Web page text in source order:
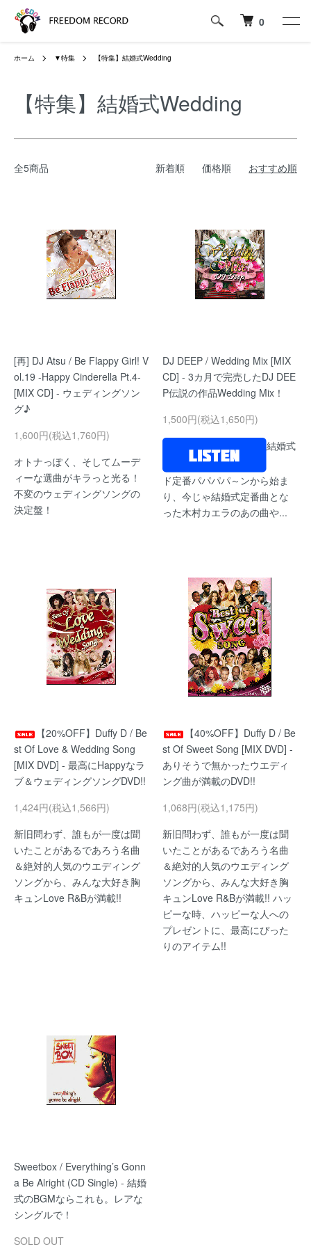
0
ホーム ▼特集 【特集】結婚式Wedding
【特集】結婚式Wedding
全5商品 新着順 価格順 おすすめ順
[再] DJ Atsu / Be Flappy Girl! V
ol.19 -Happy Cinderella Pt.4-
[MIX CD] - ウェディングソン
グ♪
1,600円(税込1,760円)
オトナっぽく、そしてムーデ
ィーな選曲がキラっと光る！
不変のウェディングソングの
決定盤！
DJ DEEP / Wedding Mix [MIX
CD] - 3カ月で完売したDJ DEE
P伝説の作品Wedding Mix！
1,500円(税込1,650円)
結婚式
ド定番パパパパ～ンから始ま
り、今じゃ結婚式定番曲とな
った木村カエラのあの曲や...
【20%OFF】Duffy D / Be
st Of Love & Wedding Song
[MIX DVD] - 最高にHappyなラ
ブ＆ウェディングソングDVD!!
1,424円(税込1,566円)
新旧問わず、誰もが一度は聞
いたことがあるであろう名曲
＆絶対的人気のウエディング
ソングから、みんな大好き胸
キュンLove R&Bが満載!!
【40%OFF】Duffy D / Be
st Of Sweet Song [MIX DVD] -
ありそうで無かったウエディ
ング曲が満載のDVD!!
1,068円(税込1,175円)
新旧問わず、誰もが一度は聞
いたことがあるであろう名曲
＆絶対的人気のウエディング
ソングから、みんな大好き胸
キュンLove R&Bが満載!! ハッ
ピーな時、ハッピーな人への
プレゼントに、最高にぴった
りのアイテム!!
Sweetbox / Everything’s Gonn
a Be Alright (CD Single) - 結婚
式のBGMならこれも。レアな
シングルで！
SOLD OUT